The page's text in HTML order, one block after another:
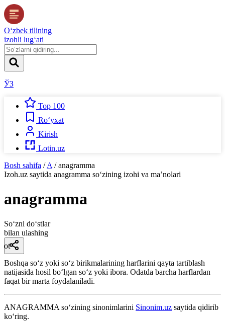
O‘zbek tilining
izohli lug‘ati
ЎЗ
Top 100
Ro‘yxat
Kirish
Lotin.uz
Bosh sahifa / A / anagramma
Izoh.uz saytida anagramma so‘zining izohi va ma’nolari
anagramma
So‘zni do‘stlar
bilan ulashing
ot
Boshqa soʻz yoki soʻz birikmalarining harflarini qayta tartiblash
natijasida hosil boʻlgan soʻz yoki ibora. Odatda barcha harflardan
faqat bir marta foydalaniladi.
ANAGRAMMA so‘zining sinonimlarini Sinonim.uz saytida qidirib
ko‘ring.